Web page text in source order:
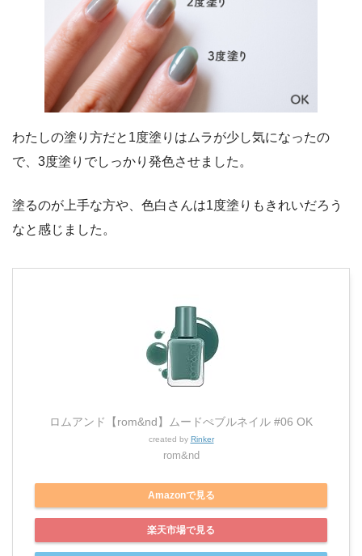
わたしの塗り方だと1度塗りはムラが少し気になったの
で、3度塗りでしっかり発色させました。
塗るのが上手な方や、色白さんは1度塗りもきれいだろう
なと感じました。
ロムアンド【rom&nd】ムードぺブルネイル #06 OK
created by Rinker
rom&nd
Amazonで見る
楽天市場で見る